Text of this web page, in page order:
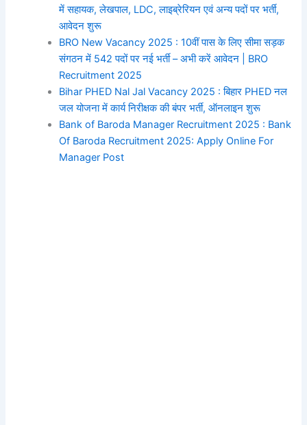
में सहायक, लेखपाल, LDC, लाइब्रेरियन एवं अन्य पदों पर भर्ती,
आवेदन शुरू
BRO New Vacancy 2025 : 10वीं पास के लिए सीमा सड़क
संगठन में 542 पदों पर नई भर्ती – अभी करें आवेदन | BRO
Recruitment 2025
Bihar PHED Nal Jal Vacancy 2025 : बिहार PHED नल
जल योजना में कार्य निरीक्षक की बंपर भर्ती, ऑनलाइन शुरू
Bank of Baroda Manager Recruitment 2025 : Bank
Of Baroda Recruitment 2025: Apply Online For
Manager Post